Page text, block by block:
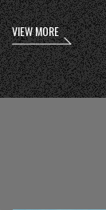
VIEW MORE